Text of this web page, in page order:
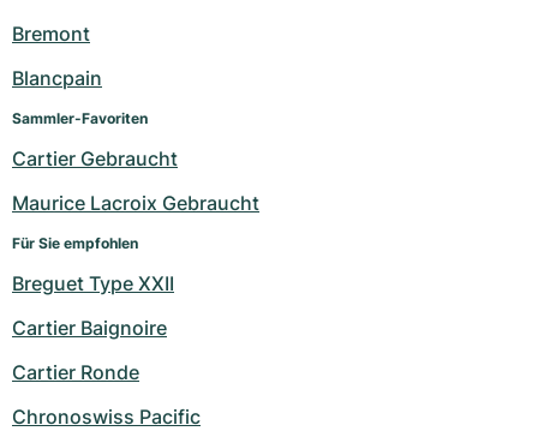
Bremont
Blancpain
Sammler-Favoriten
Cartier Gebraucht
Maurice Lacroix Gebraucht
Für Sie empfohlen
Breguet Type XXII
Cartier Baignoire
Cartier Ronde
Chronoswiss Pacific